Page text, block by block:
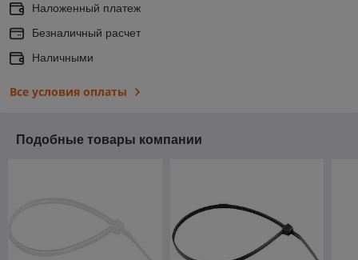
Наложенный платеж
Безналичный расчет
Наличными
Все условия оплаты
Подобные товары компании